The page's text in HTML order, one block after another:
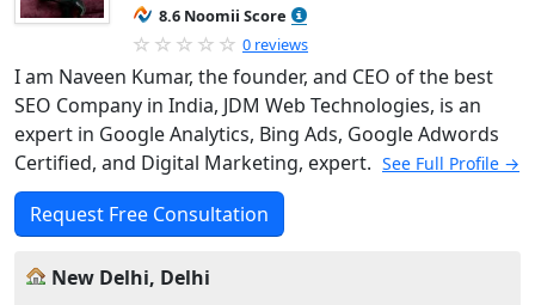
8.6 Noomii Score
0 reviews
I am Naveen Kumar, the founder, and CEO of the best
SEO Company in India, JDM Web Technologies, is an
expert in Google Analytics, Bing Ads, Google Adwords
Certified, and Digital Marketing, expert. See Full Profile →
Request Free Consultation
New Delhi, Delhi